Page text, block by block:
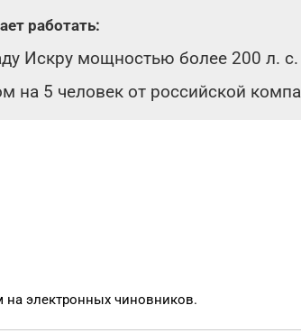
работать:
Искру мощностью более 200 л. с.
на 5 человек от российской
на электронных чиновников.